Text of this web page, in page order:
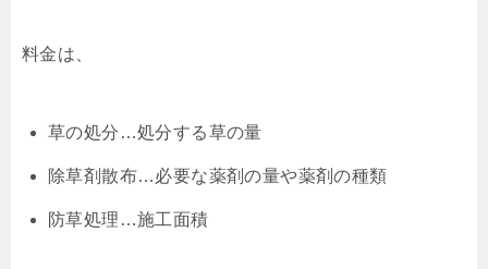
料金は、
草の処分…処分する草の量
除草剤散布…必要な薬剤の量や薬剤の種類
防草処理…施工面積